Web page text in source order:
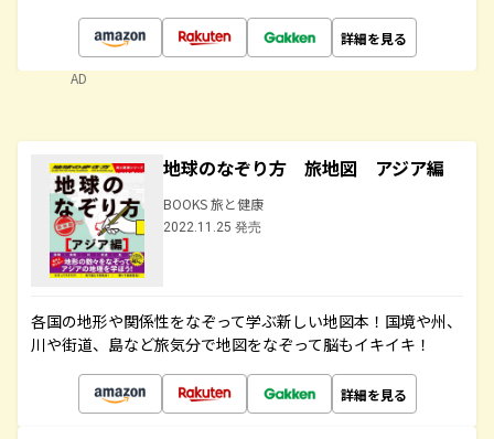
詳細を見る
AD
地球のなぞり方 旅地図 アジア編
BOOKS 旅と健康
2022.11.25 発売
各国の地形や関係性をなぞって学ぶ新しい地図本！国境や州、
川や街道、島など旅気分で地図をなぞって脳もイキイキ！
詳細を見る